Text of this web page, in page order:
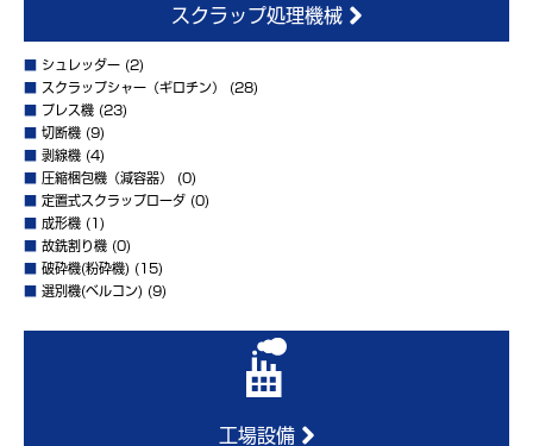
スクラップ処理機械
シュレッダー (2)
スクラップシャー（ギロチン）
(28)
プレス機 (23)
切断機 (9)
剥線機 (4)
圧縮梱包機（減容器）
(0)
定置式スクラップローダ (0)
成形機 (1)
故銑割り機 (0)
破砕機(粉砕機) (15)
選別機(ベルコン) (9)
工場設備